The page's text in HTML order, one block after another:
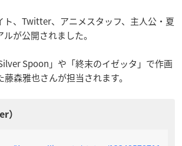
ト、Twitter、アニメスタッフ、主人公・夏
が公開されました。
Spoon」や「終末のイゼッタ」で作画
森雅也さんが担当されます。